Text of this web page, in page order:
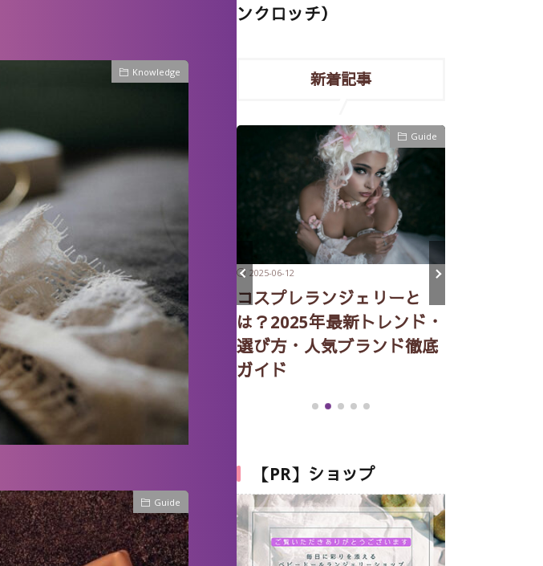
Knowledge
Guide
ンクロッチ）
新着記事
2025-06-17
2025年ランジェリーの特徴
と最新トレンド徹底解説
Guide
2025-06-12
コスプレランジェリーと
は？2025年最新トレンド・
選び方・人気ブランド徹底
ガイド
【PR】ショップ